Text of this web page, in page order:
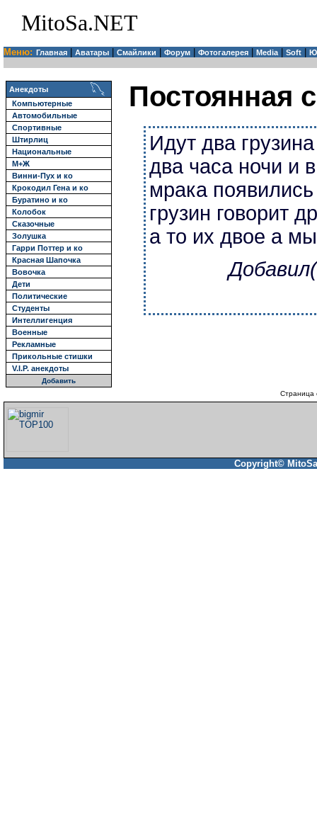
MitoSa.NET
Меню: Главная Аватары Смайлики Форум Фотогалерея Media| Soft
Анекдоты
Компьютерные
Автомобильные
Спортивные
Штирлиц
Национальные
М+Ж
Винни-Пух и ко
Крокодил Гена и ко
Буратино и ко
Колобок
Сказочные
Золушка
Гарри Поттер и ко
Красная Шапочка
Вовочка
Дети
Политические
Студенты
Интеллигенция
Военные
Рекламные
Прикольные стишки
V.I.P. анекдоты
Добавить
Постоянная
Идут два
два часа ночи и
мрака
грузин говорит
а то их двое а
Страница
Copyright©